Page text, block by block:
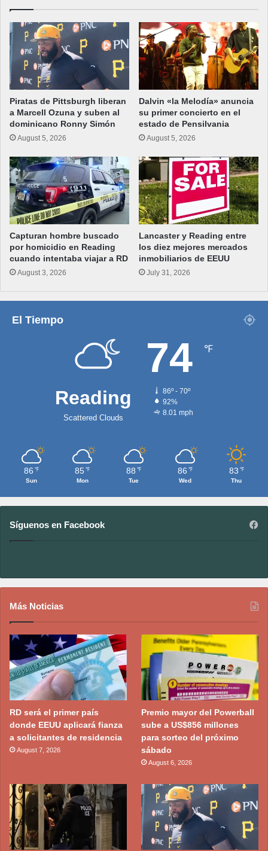
Piratas de Pittsburgh liberan
a Marcell Ozuna y suben al
dominicano Ronny Simón
August 5, 2026
Dalvin «la Melodía» anuncia
su primer concierto en el
estado de Pensilvania
August 5, 2026
Capturan hombre buscado
por homicidio en Reading
cuando intentaba viajar a RD
August 3, 2026
Lancaster y Reading entre
los diez mejores mercados
inmobiliarios de EEUU
July 31, 2026
El Tiempo
Reading
Scattered Clouds
74 ℉
86º - 70º
92%
8.01 mph
86 ℉
Sun
85 ℉
Mon
88 ℉
Tue
86 ℉
Wed
83 ℉
Thu
Síguenos en Facebook
Más Noticias
RD será el primer país
donde EEUU aplicará fianza
a solicitantes de residencia
August 7, 2026
Premio mayor del Powerball
sube a US$856 millones
para sorteo del próximo
sábado
August 6, 2026